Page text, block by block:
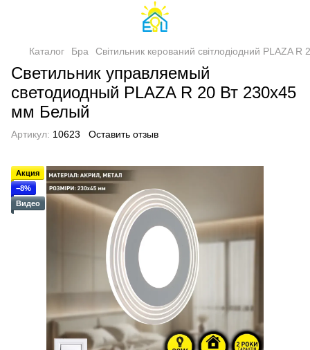
Каталог Бра Світильник керований світлодіодний PLAZA
Светильник управляемый
светодиодный PLAZA R 20 Вт 230х45
мм Белый
Артикул: 10623 Оставить отзыв
Акция
−8%
Видео